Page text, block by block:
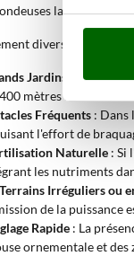
la solution
diverses
Jardins
mètres carrés. La
Fréquents : Dans
l'effort de
Naturelle : Si
les nutriments
Irréguliers ou
de la puissance
Rapide : La
ornementale et